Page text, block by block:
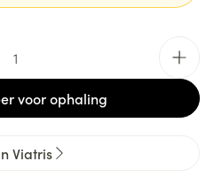
voor ophaling
Viatris